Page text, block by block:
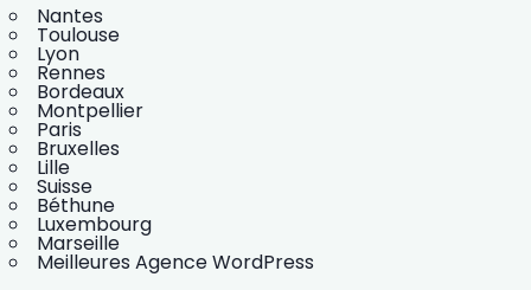
Nantes
Toulouse
Lyon
Rennes
Bordeaux
Montpellier
Paris
Bruxelles
Lille
Suisse
Béthune
Luxembourg
Marseille
Meilleures Agence WordPress